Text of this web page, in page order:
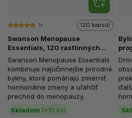
Swanson Menopause
Essentials, 120 rastlinných
kapsúl
1x
Skladom (>10 ks)
120 kapsúl
Swanson Menopause Essentials
kombinuje najúčinnejšie prírodné
byliny, ktoré pomáhajú zmierniť
hormonálne zmeny a uľahčiť
prechod do menopauzy.